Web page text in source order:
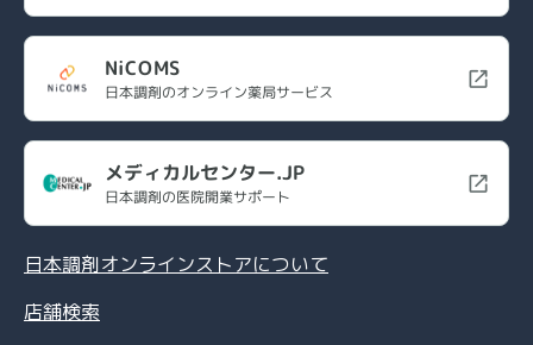
NiCOMS
日本調剤のオンライン薬局サービス
メディカルセンター.JP
日本調剤の医院開業サポート
日本調剤オンラインストアについて
店舗検索